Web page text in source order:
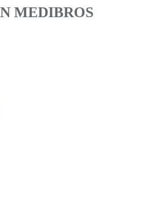
MEDIBROS